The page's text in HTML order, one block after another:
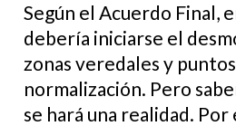
Según el Acuerdo Final,
debería iniciarse el
zonas veredales y
normalización. Pero
se hará una realidad. Por